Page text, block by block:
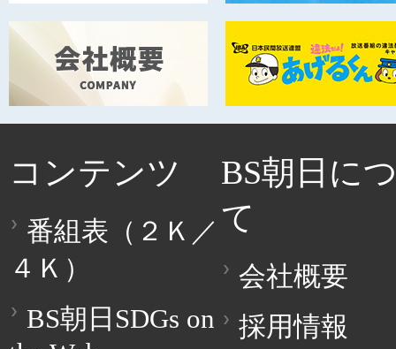
コンテンツ
番組表（２Ｋ／
４Ｋ）
BS朝日SDGs on
BS朝日に
て
会社概要
採用情報